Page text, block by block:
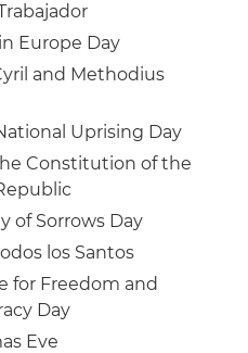
Europe Day
and Methodius
Uprising Day
Constitution of the
of Sorrows Day
los Santos
for Freedom and
Day
Eve